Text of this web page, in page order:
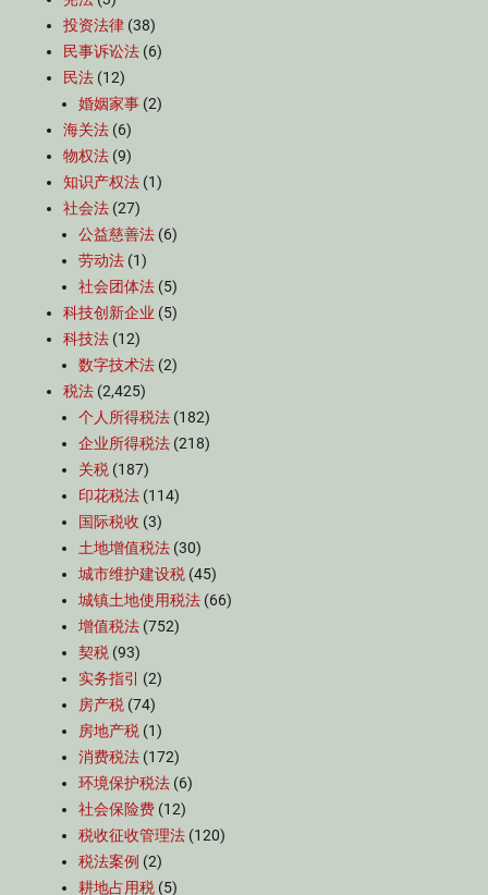
投资法律 (38)
民事诉讼法 (6)
民法 (12)
婚姻家事 (2)
海关法 (6)
物权法 (9)
知识产权法 (1)
社会法 (27)
公益慈善法 (6)
劳动法 (1)
社会团体法 (5)
科技创新企业 (5)
科技法 (12)
数字技术法 (2)
税法 (2,425)
个人所得税法 (182)
企业所得税法 (218)
关税 (187)
印花税法 (114)
国际税收 (3)
土地增值税法 (30)
城市维护建设税 (45)
城镇土地使用税法 (66)
增值税法 (752)
契税 (93)
实务指引
(2)
房产税 (74)
房地产税 (1)
消费税法 (172)
环境保护税法 (6)
社会保险费 (12)
税收征收管理法 (120)
税法案例 (2)
耕地占用税 (5)